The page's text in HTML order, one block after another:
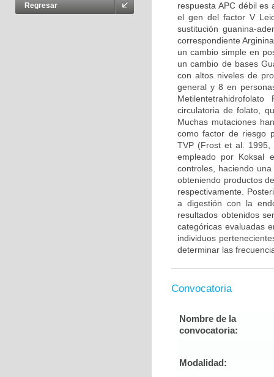
Regresar
respuesta APC débil es
el gen del factor V
sustitución guanina-
correspondiente
un cambio simple en
un cambio de bases
con altos niveles de
general y 8 en
circulatoria de folato,
Muchas mutaciones
como factor de riesgo
TVP (Frost et al. 1995,
empleado por Koksal
controles, haciendo
obteniendo productos
respectivamente.
a digestión con la
resultados obtenidos
categóricas evaluadas
individuos
determinar las
Convocatoria
Nombre de la
convocatoria:
Modalidad: